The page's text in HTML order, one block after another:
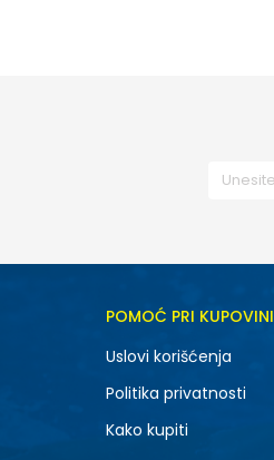
POMOĆ PRI KUPOVINI
Uslovi korišćenja
Politika privatnosti
Kako kupiti